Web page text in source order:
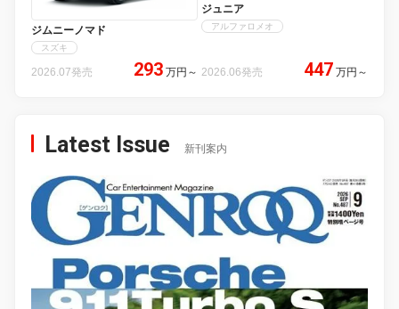
ジムニーノマド
スズキ
2026.07発売 293 万円 ～
ジュニア
アルファロメオ
2026.06発売 447 万円 ～
Latest Issue 新刊案内